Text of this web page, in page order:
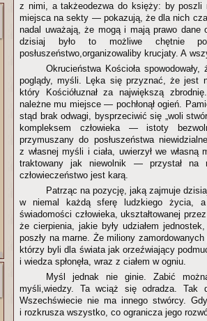
z nimi, a takżeodezwa do księży: by
miejsca na sekty — pokazują, że dla nich
nadal uważają, że mogą i mają prawo dane
dzisiaj było to możliwe chętnie
posłuszeństwo,organizowaliby krucjaty. A
Okrucieństwa Kościoła
poglądy, myśli. Lęka się przyznać, że jest
który Kościółuznał za największą
należne mu miejsce — pochłonął ogień.
stąd brak odwagi, bysprzeciwić się „woli
kompleksem człowieka — istoty
przymuszany do posłuszeństwa
z własnej myśli i ciała, uwierzył we
traktowany jak niewolnik — przystał na
człowieczeństwo jest karą.
Patrząc na pozycję, jaką zajmuje
w niemal każdą sferę ludzkiego życia,
świadomości człowieka, ukształtowanej
że cierpienia, jakie były udziałem
poszły na marne. Że miliony
którzy byli dla świata jak orzeźwiający
i wiedza spłonęła, wraz z ciałem w ogniu.
Myśl jednak nie ginie. Zabić
myśli,wiedzy. Ta wciąż się odradza. Tak
Wszechświecie nie ma innego stwórcy.
i rozkrusza wszystko, co ogranicza jego